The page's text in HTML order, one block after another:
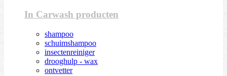
In Carwash producten
shampoo
schuimshampoo
insectenreiniger
drooghulp - wax
ontvetter